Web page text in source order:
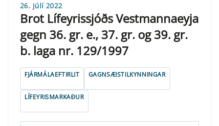
26. júlí 2022
Brot Lífeyrissjóðs Vestmannaeyja
gegn 36. gr. e., 37. gr. og 39. gr.
b. laga nr. 129/1997
FJÁRMÁLAEFTIRLIT GAGNSÆISTILKYNNINGAR
LÍFEYRISMARKAÐUR